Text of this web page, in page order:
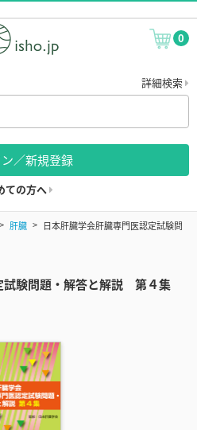
0
詳細検索
／新規登録
ての方へ
肝臓
日本肝臓学会肝臓専門医認定試験問
試験問題・解答と解説 第４集